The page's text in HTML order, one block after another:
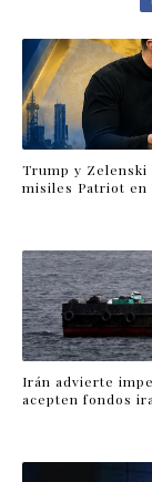
Trump y Zelenski
misiles Patriot en
Irán advierte
acepten fondos